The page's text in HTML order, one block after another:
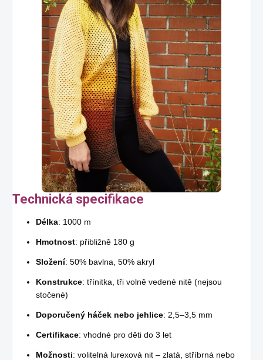
Technická specifikace
Délka: 1000 m
Hmotnost: přibližně 180 g
Složení: 50% bavlna, 50% akryl
Konstrukce: třínitka, tři volně vedené nitě (nejsou
stočené)
Doporučený háček nebo jehlice: 2,5–3,5 mm
Certifikace: vhodné pro děti do 3 let
Možnosti: volitelná lurexová nit – zlatá, stříbrná nebo